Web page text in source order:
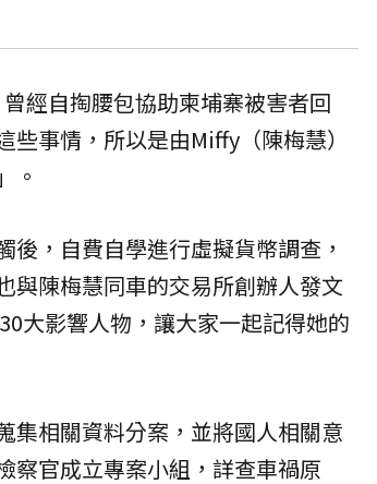
經自掏腰包協助柬埔寨被害者回
事情，所以是由Miffy（陳梅慧）
。
，自費自學進行虛擬貨幣調查，
與陳梅慧同車的交易所創辦人發文
大影響人物，讓大家一起記得她的
集相關資料分案，並將國人相關意
察官成立專案小組，詳查車禍原